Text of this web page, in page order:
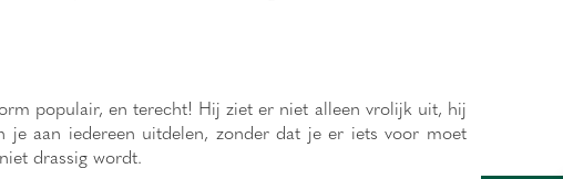
populair, en terecht! Hij ziet er niet alleen vrolijk uit, hij
aan iedereen uitdelen, zonder dat je er iets voor moet
drassig wordt.